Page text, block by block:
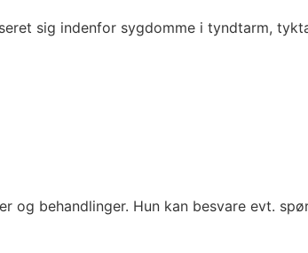
sig indenfor sygdomme i tyndtarm,
behandlinger. Hun kan besvare evt.